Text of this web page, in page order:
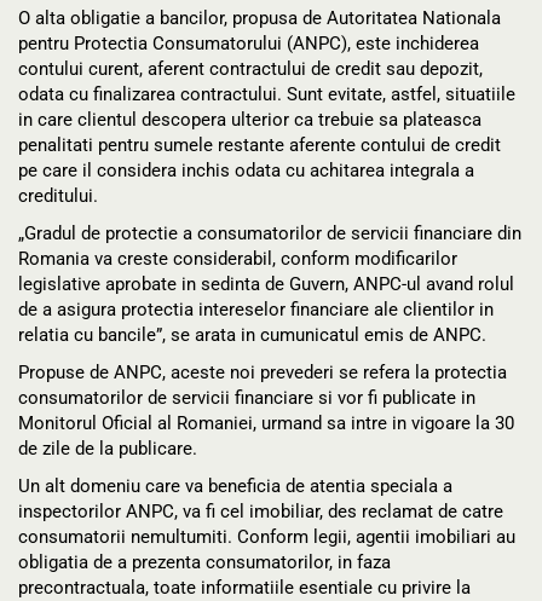
O alta obligatie a bancilor, propusa de Autoritatea Nationala
pentru Protectia Consumatorului (ANPC), este inchiderea
contului curent, aferent contractului de credit sau depozit,
odata cu finalizarea contractului. Sunt evitate, astfel, situatiile
in care clientul descopera ulterior ca trebuie sa plateasca
penalitati pentru sumele restante aferente contului de credit
pe care il considera inchis odata cu achitarea integrala a
creditului.
„Gradul de protectie a consumatorilor de servicii financiare din
Romania va creste considerabil, conform modificarilor
legislative aprobate in sedinta de Guvern, ANPC-ul avand rolul
de a asigura protectia intereselor financiare ale clientilor in
relatia cu bancile”, se arata in cumunicatul emis de ANPC.
Propuse de ANPC, aceste noi prevederi se refera la protectia
consumatorilor de servicii financiare si vor fi publicate in
Monitorul Oficial al Romaniei, urmand sa intre in vigoare la 30
de zile de la publicare.
Un alt domeniu care va beneficia de atentia speciala a
inspectorilor ANPC, va fi cel imobiliar, des reclamat de catre
consumatorii nemultumiti. Conform legii, agentii imobiliari au
obligatia de a prezenta consumatorilor, in faza
precontractuala, toate informatiile esentiale cu privire la